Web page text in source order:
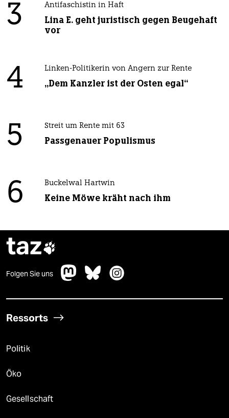
3 Antifaschistin in Haft
Lina E. geht juristisch gegen Beugehaft
vor
4 Linken-Politikerin von Angern zur Rente
„Dem Kanzler ist der Osten egal“
5 Streit um Rente mit 63
Passgenauer Populismus
6 Buckelwal Hartwin
Keine Möwe kräht nach ihm
taz
Folgen Sie uns
Ressorts
Politik
Öko
Gesellschaft